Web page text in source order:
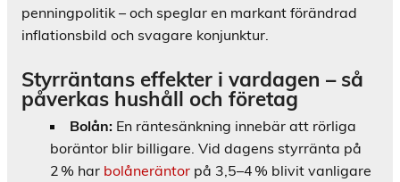
penningpolitik – och speglar en markant förändrad
inflationsbild och svagare konjunktur.
Styrräntans effekter i vardagen – så
påverkas hushåll och företag
Bolån: En räntesänkning innebär att rörliga
boräntor blir billigare. Vid dagens styrränta på
2 % har bolåneräntor på 3,5–4 % blivit vanligare